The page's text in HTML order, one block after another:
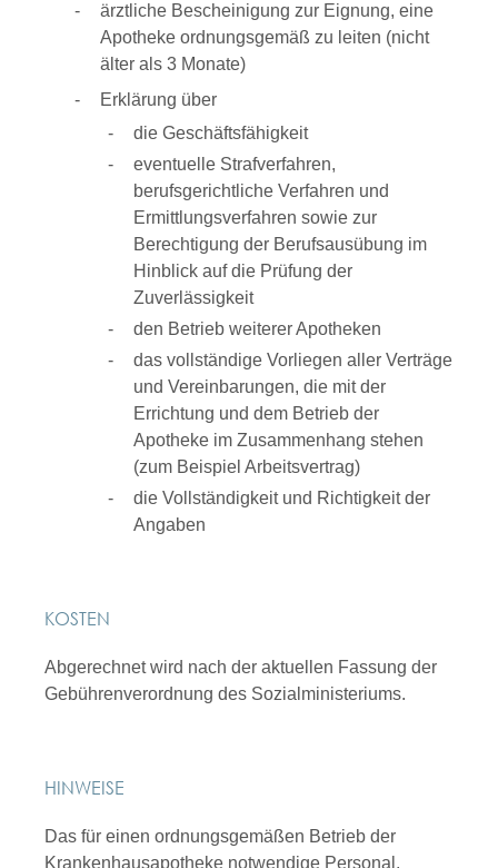
ärztliche Bescheinigung zur Eignung, eine
Apotheke ordnungsgemäß zu leiten (nicht
älter als 3 Monate)
Erklärung über
die Geschäftsfähigkeit
eventuelle Strafverfahren,
berufsgerichtliche Verfahren und
Ermittlungsverfahren sowie zur
Berechtigung der Berufsausübung im
Hinblick auf die Prüfung der
Zuverlässigkeit
den Betrieb weiterer Apotheken
das vollständige Vorliegen aller Verträge
und Vereinbarungen, die mit der
Errichtung und dem Betrieb der
Apotheke im Zusammenhang stehen
(zum Beispiel Arbeitsvertrag)
die Vollständigkeit und Richtigkeit der
Angaben
KOSTEN
Abgerechnet wird nach der aktuellen Fassung der
Gebührenverordnung des Sozialministeriums.
HINWEISE
Das für einen ordnungsgemäßen Betrieb der
Krankenhausapotheke notwendige Personal,